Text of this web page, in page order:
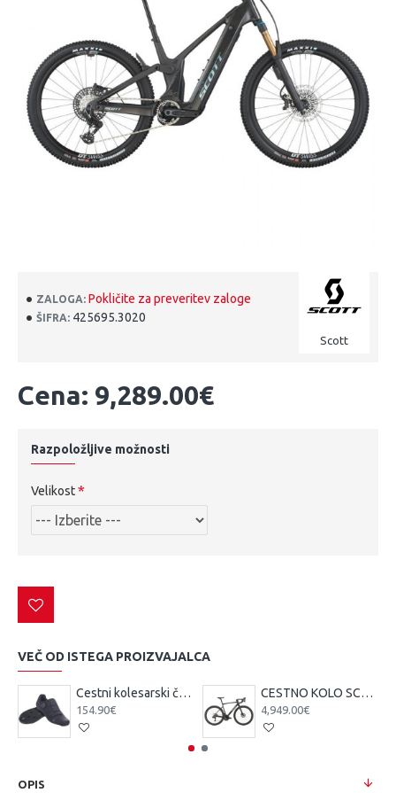
ZALOGA: Pokličite za preveritev zaloge
ŠIFRA: 425695.3020
Scott
Cena: 9,289.00€
Razpoložljive možnosti
Velikost
VEČ OD ISTEGA PROIZVAJALCA
Cestni kolesarski čevlji Scott Team BOA čr/tsi
154.90€
CESTNO KOLO SCOTT ADDICT 10 čr 25
4,949.00€
OPIS